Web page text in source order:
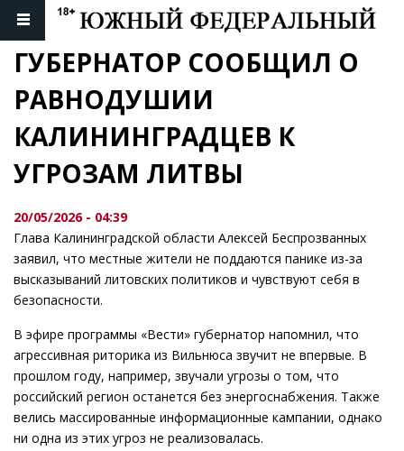
ГУБЕРНАТОР СООБЩИЛ О
РАВНОДУШИИ
КАЛИНИНГРАДЦЕВ К
УГРОЗАМ ЛИТВЫ
20/05/2026 - 04:39
Глава Калининградской области Алексей Беспрозванных
заявил, что местные жители не поддаются панике из-за
высказываний литовских политиков и чувствуют себя в
безопасности.
В эфире программы «Вести» губернатор напомнил, что
агрессивная риторика из Вильнюса звучит не впервые. В
прошлом году, например, звучали угрозы о том, что
российский регион останется без энергоснабжения. Также
велись массированные информационные кампании, однако
ни одна из этих угроз не реализовалась.